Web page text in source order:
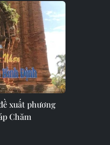
xuất phương
Chăm